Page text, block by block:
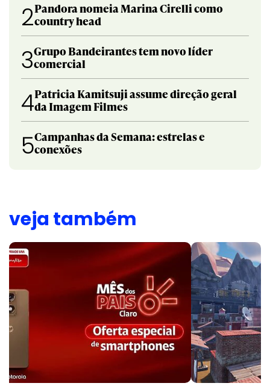
2Pandora nomeia Marina Cirelli como
country head
3Grupo Bandeirantes tem novo líder
comercial
4Patricia Kamitsuji assume direção geral
da Imagem Filmes
5Campanhas da Semana: estrelas e
conexões
veja também